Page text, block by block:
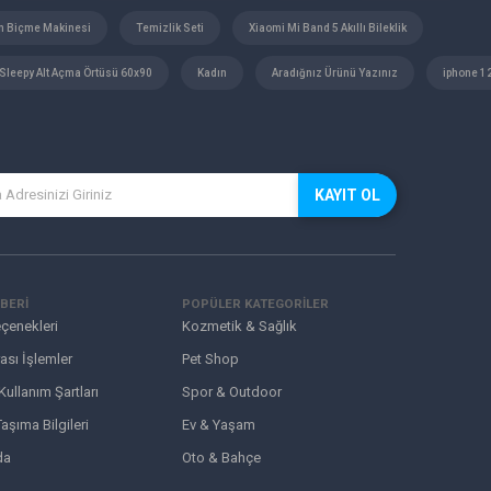
Biçme Makinesi Temizlik Seti Xiaomi Mi Band 5 Akıllı Bileklik
Sleepy Alt Açma Örtüsü 60x90 Kadın Aradığnız Ürünü Yazınız iphone
KAYIT OL
İşlemler
Şartları
Bilgileri
POPÜLER KATEGORİLER
Kozmetik & Sağlık
Pet Shop
Spor & Outdoor
Ev & Yaşam
Oto & Bahçe